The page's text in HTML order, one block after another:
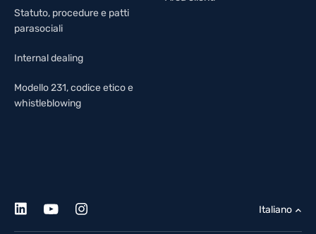
Statuto, procedure e patti
parasociali
Internal dealing
Modello 231, codice etico e
whistleblowing
Italiano